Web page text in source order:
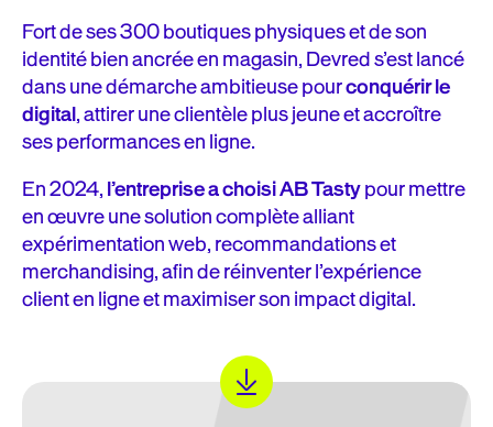
Fort de ses 300 boutiques physiques et de son
identité bien ancrée en magasin, Devred s’est lancé
dans une démarche ambitieuse pourconquérir le
digital, attirer une clientèle plus jeune et accroître
ses performances en ligne.
En 2024,l’entreprise a choisi AB Tastypour mettre
en œuvre une solution complète alliant
expérimentation web, recommandations et
merchandising, afin de réinventer l’expérience
client en ligne et maximiser son impact digital.